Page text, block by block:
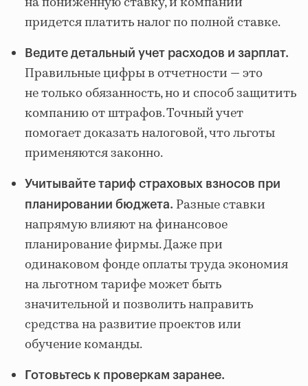
придется платить налог по полной ставке.
Ведите детальный учет расходов и зарплат.
Правильные цифры в отчетности — это
не только обязанность, но и способ защитить
компанию от штрафов. Точный учет
помогает доказать налоговой, что льготы
применяются законно.
Учитывайте тариф страховых взносов при
планировании бюджета. Разные ставки
напрямую влияют на финансовое
планирование фирмы. Даже при
одинаковом фонде оплаты труда экономия
на льготном тарифе может быть
значительной и позволить направить
средства на развитие проектов или
обучение команды.
Готовьтесь к проверкам заранее.